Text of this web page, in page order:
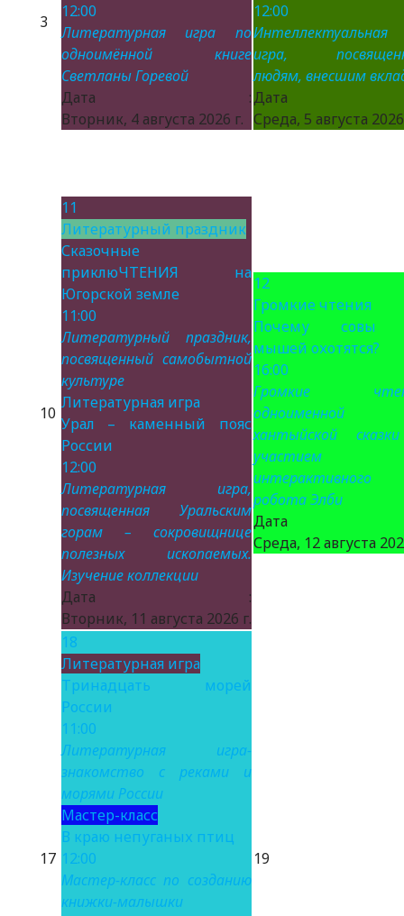
3
12:00
Литературная игра по
одноимённой книге
Светланы Горевой
Дата :
Вторник, 4 августа 2026 г.
12:00
Интеллектуальная
игра,
людям, внесшим
Дата
Среда, 5 августа
10
11
Литературный праздник
Сказочные
приклюЧТЕНИЯ на
Югорской земле
11:00
Литературный праздник,
посвященный самобытной
культуре
Литературная игра
Урал – каменный пояс
России
12:00
Литературная игра,
посвященная Уральским
горам – сокровищнице
полезных ископаемых.
Изучение коллекции
Дата :
Вторник, 11 августа 2026 г.
12
Громкие чтения
Почему совы
мышей охотятся?
16:00
Громкие
одноименной
хантыйской
участием
интерактивного
робота Элби
Дата
Среда, 12 августа
17
18
Литературная игра
Тринадцать морей
России
11:00
Литературная игра-
знакомство с реками и
морями России
Мастер-класс
В краю непуганых птиц
12:00
Мастер-класс по созданию
книжки-малышки
19